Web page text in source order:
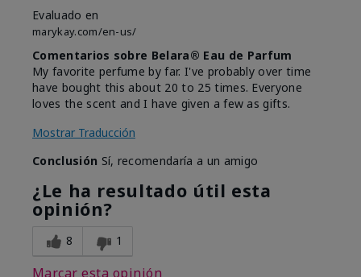
Evaluado en
marykay.com/en-us/
Comentarios sobre Belara® Eau de Parfum
My favorite perfume by far. I've probably over time
have bought this about 20 to 25 times. Everyone
loves the scent and I have given a few as gifts.
Mostrar Traducción
Conclusión Sí, recomendaría a un amigo
¿Le ha resultado útil esta
opinión?
8 1
Marcar esta opinión